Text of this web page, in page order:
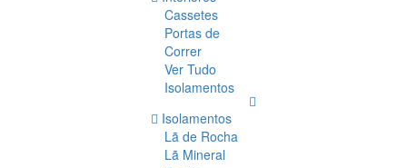
Cassetes
Portas de
Correr
Ver Tudo
Isolamentos
Isolamentos
Lã de Rocha
Lã Mineral